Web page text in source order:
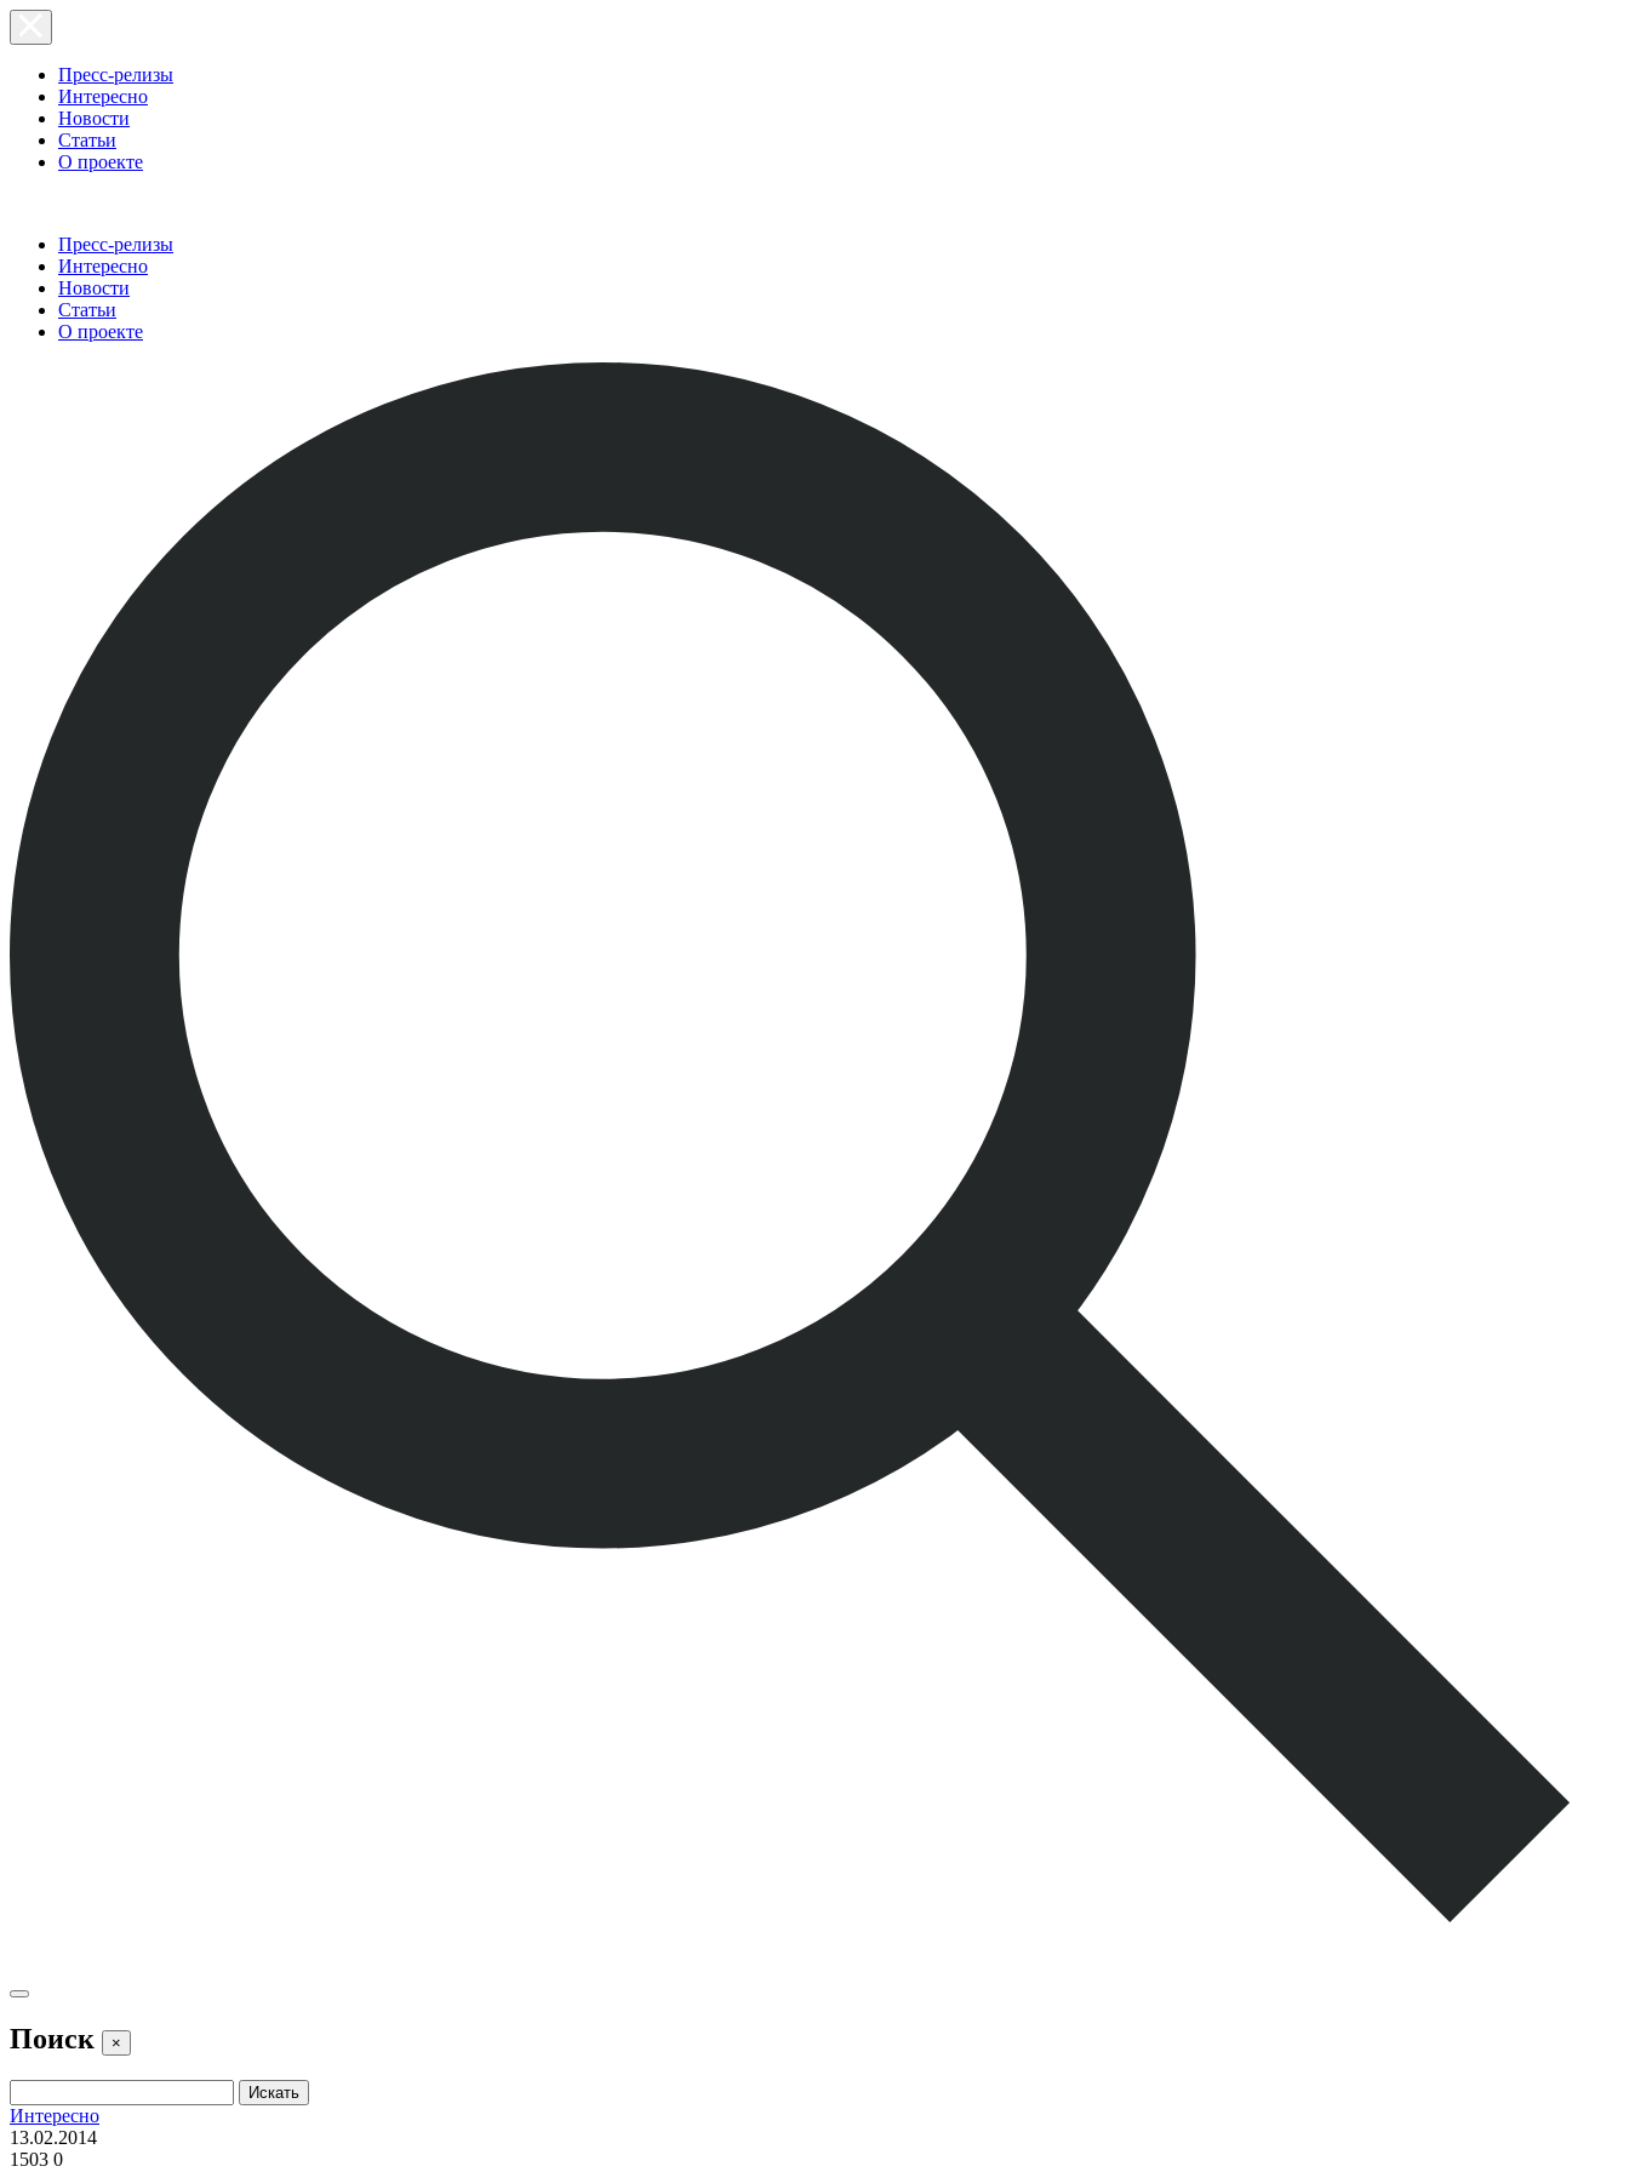
Пресс-релизы
Интересно
Новости
Статьи
О проекте
Пресс-релизы
Интересно
Новости
Статьи
О проекте
Поиск ×
Интересно
13.02.2014
1503 0